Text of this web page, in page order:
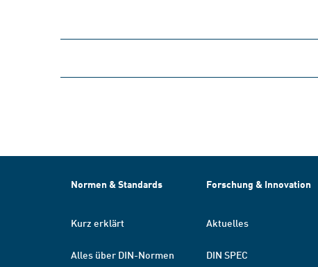
Normen & Standards
Kurz erklärt
Alles über DIN-Normen
Forschung & Innovation
Aktuelles
DIN SPEC